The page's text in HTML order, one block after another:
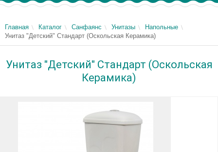
Главная Каталог Санфаянс Унитазы
Напольные
Унитаз "Детский" Стандарт (Оскольская Керамика)
Унитаз "Детский" Стандарт (Оскольская
Керамика)